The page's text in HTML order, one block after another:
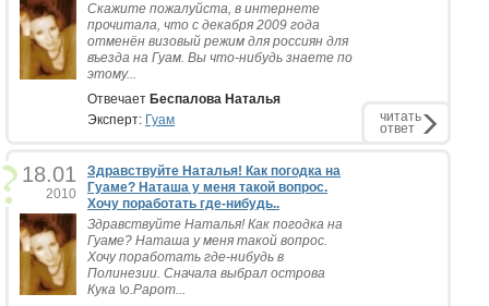
Скажите пожалуйста, в интернете
прочитала, что с декабря 2009 года
отменён визовый режим для россиян для
въезда на Гуам. Вы что-нибудь знаете по
этому...
Отвечает Беспалова Наталья
Эксперт: Гуам читать
ответ
18.01
2010
Здравствуйте Наталья! Как погодка на
Гуаме? Наташа у меня такой вопрос.
Хочу поработать где-нибудь..
Здравствуйте Наталья! Как погодка на
Гуаме? Наташа у меня такой вопрос.
Хочу поработать где-нибудь в
Полинезии. Сначала выбрал острова
Кука \о.Рарот...